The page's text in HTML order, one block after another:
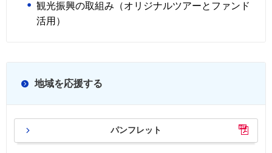
観光振興の取組み （オリジナルツアーとファンド
活用）
地域を応援する
パンフレット